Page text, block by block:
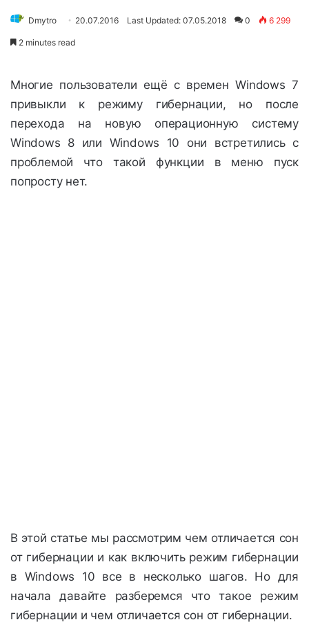
Dmytro 20.07.2016 Last Updated: 07.05.2018 0 6 299
2 minutes read
Многие пользователи ещё с времен Windows 7
привыкли к режиму гибернации, но после
перехода на новую операционную систему
Windows 8 или Windows 10 они встретились с
проблемой что такой функции в меню пуск
попросту нет.
В этой статье мы рассмотрим чем отличается сон
от гибернации и как включить режим гибернации
в Windows 10 все в несколько шагов. Но для
начала давайте разберемся что такое режим
гибернации и чем отличается сон от гибернации.